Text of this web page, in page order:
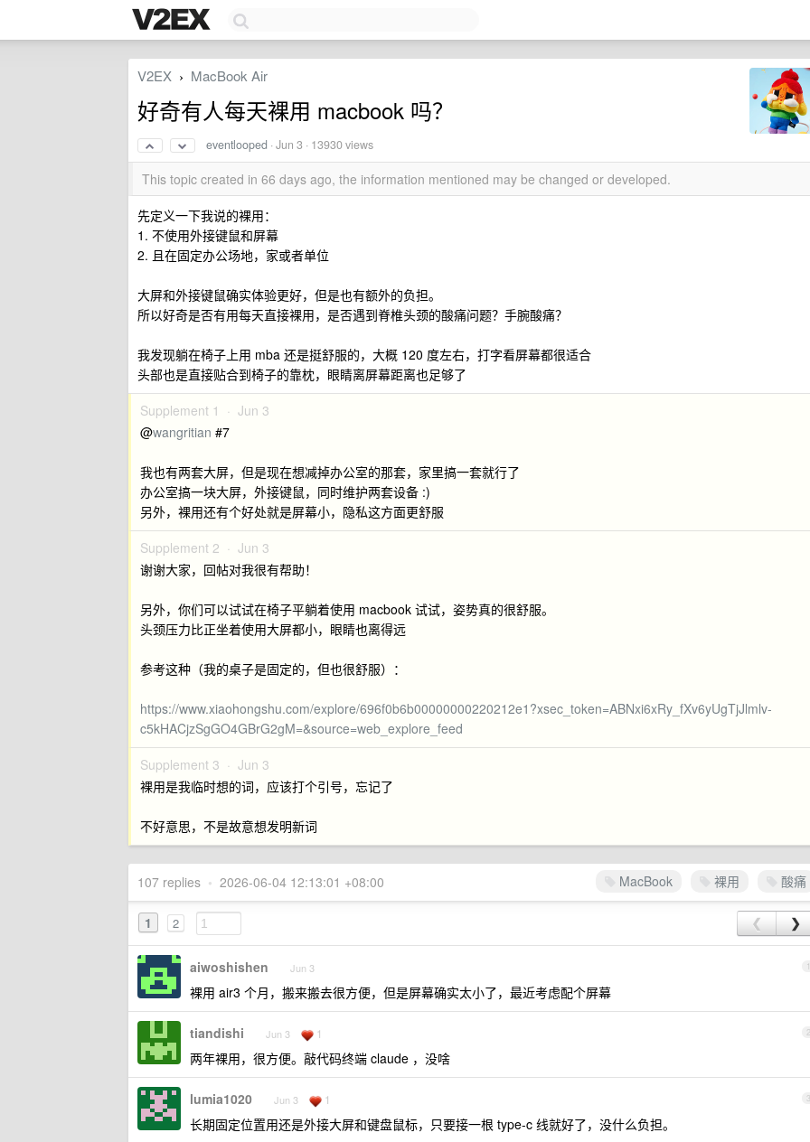
V2EX › MacBook Air
好奇有人每天裸用 macbook 吗？
eventlooped ·Jun 3 · 13930 views
This topic created in 66 days ago, the information mentioned may be changed or developed.
先定义一下我说的裸用：
1. 不使用外接键鼠和屏幕
2. 且在固定办公场地，家或者单位
大屏和外接键鼠确实体验更好，但是也有额外的负担。
所以好奇是否有用每天直接裸用，是否遇到脊椎头颈的酸痛问题？手腕酸痛？
我发现躺在椅子上用 mba 还是挺舒服的，大概 120 度左右，打字看屏幕都很适合
头部也是直接贴合到椅子的靠枕，眼睛离屏幕距离也足够了
Supplement 1 · Jun 3
@wangritian #7
我也有两套大屏，但是现在想减掉办公室的那套，家里搞一套就行了
办公室搞一块大屏，外接键鼠，同时维护两套设备 :)
另外，裸用还有个好处就是屏幕小，隐私这方面更舒服
Supplement 2 · Jun 3
谢谢大家，回帖对我很有帮助！
另外，你们可以试试在椅子平躺着使用 macbook 试试，姿势真的很舒服。
头颈压力比正坐着使用大屏都小，眼睛也离得远
参考这种（我的桌子是固定的，但也很舒服）：
https://www.xiaohongshu.com/explore/696f0b6b00000000220212e1?xsec_token=ABNxi6xRy_fXv6yUgTjJlmlv-
c5kHACjzSgGO4GBrG2gM=&source=web_explore_feed
Supplement 3 · Jun 3
裸用是我临时想的词，应该打个引号，忘记了
不好意思，不是故意想发明新词
MacBook 裸用 酸痛
107 replies • 2026-06-04 12:13:01 +08:00
1 2 ❮ ❯
1
aiwoshishen Jun 3
裸用 air3 个月，搬来搬去很方便，但是屏幕确实太小了，最近考虑配个屏幕
2
tiandishi Jun 3 1
两年裸用，很方便。敲代码终端 claude ，没啥
3
lumia1020 Jun 3 1
长期固定位置用还是外接大屏和键盘鼠标，只要接一根 type-c 线就好了，没什么负担。